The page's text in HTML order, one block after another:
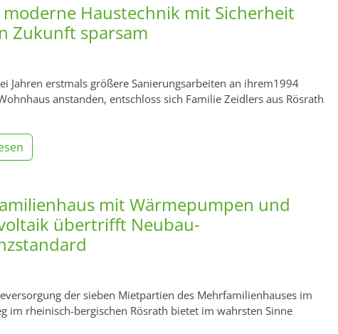
Haustechnik mit Sicherheit
Zukunft sparsam
Jahren erstmals größere Sanierungsarbeiten an ihrem1994
anstanden, entschloss sich Familie Zeidlers aus Rösrath
mit Wärmepumpen und
übertrifft Neubau-
der sieben Mietpartien des Mehrfamilienhauses im
im rheinisch-bergischen Rösrath bietet im wahrsten Sinne